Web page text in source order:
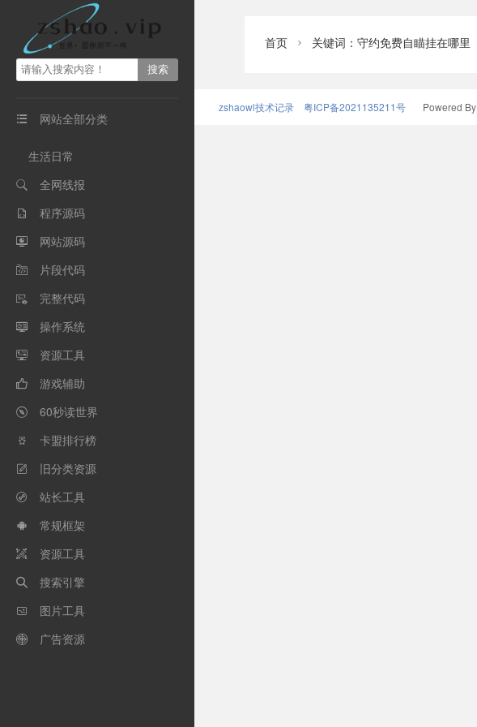
 网站全部分类
生活日常
 全网线报
 程序源码
 网站源码
 片段代码
 完整代码
 操作系统
 资源工具
 游戏辅助
 60秒读世界
 卡盟排行榜
 旧分类资源
 站长工具
 常规框架
 资源工具
 搜索引擎
 图片工具
 广告资源
首页  关键词：守约免费自瞄挂在哪里
zshaowl技术记录 粤ICP备2021135211号 Powered By